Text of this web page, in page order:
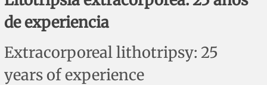
Errata y notas de reserva
Impressum
Revisiones sistemáticas
Evaluaciones económicas
Revisiones clínicas
Notas metodológicas
Comunicaciones breves
Notas históricas y reseñas
Notas técnicas
Descripción
de experiencia
Extracorporeal lithotripsy: 25
years of experience